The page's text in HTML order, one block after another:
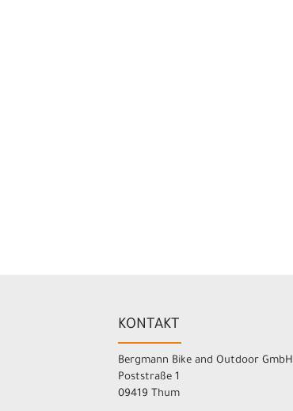
KONTAKT
Bergmann Bike and Outdoor GmbH
Poststraße 1
09419 Thum